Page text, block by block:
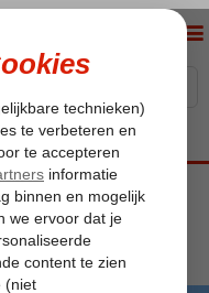
Vibra Palma Cactus